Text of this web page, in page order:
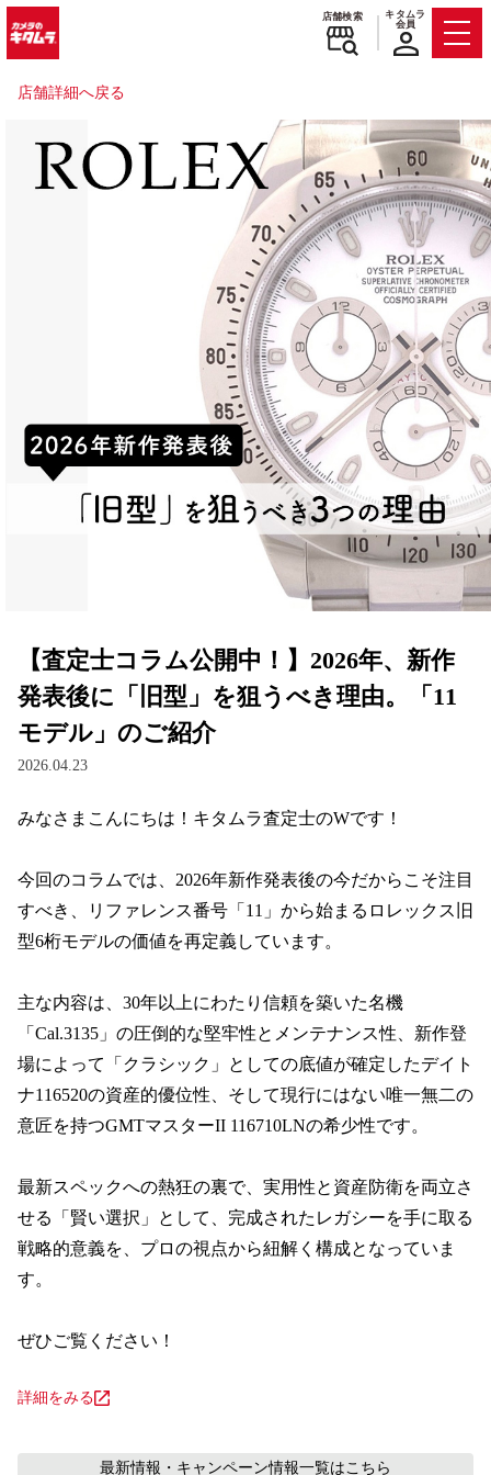
店舗検索
キタムラ
会員
店舗詳細へ戻る
【査定士コラム公開中！】2026年、新作
発表後に「旧型」を狙うべき理由。「11
モデル」のご紹介
2026.04.23
みなさまこんにちは！キタムラ査定士のWです！
今回のコラムでは、2026年新作発表後の今だからこそ注目
すべき、リファレンス番号「11」から始まるロレックス旧
型6桁モデルの価値を再定義しています。
主な内容は、30年以上にわたり信頼を築いた名機
「Cal.3135」の圧倒的な堅牢性とメンテナンス性、新作登
場によって「クラシック」としての底値が確定したデイト
ナ116520の資産的優位性、そして現行にはない唯一無二の
意匠を持つGMTマスターII 116710LNの希少性です。
最新スペックへの熱狂の裏で、実用性と資産防衛を両立さ
せる「賢い選択」として、完成されたレガシーを手に取る
戦略的意義を、プロの視点から紐解く構成となっていま
す。
ぜひご覧ください！
詳細をみる
最新情報・キャンペーン情報一覧はこちら